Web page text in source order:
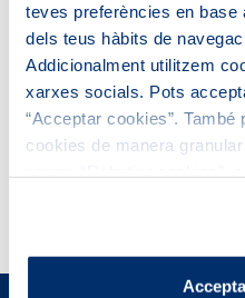
teves preferències en base
dels teus hàbits de
Addicionalment utilitzem
xarxes socials. Pots
“Acceptar cookies”.
cookies de manera
que són indispensables
per tant, no es poden
Pots consultar més